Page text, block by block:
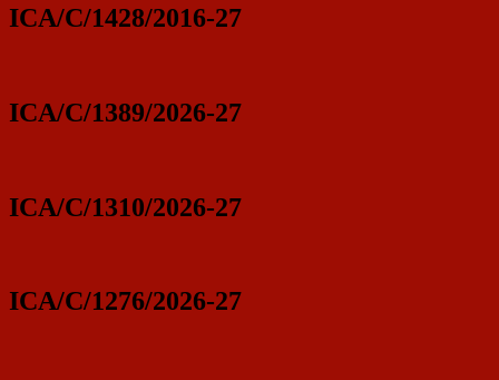
ICA/C/1428/2016-27
ICA/C/1389/2026-27
ICA/C/1310/2026-27
ICA/C/1276/2026-27